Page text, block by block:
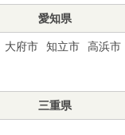
愛知県
大府市 知立市 高浜市
三重県